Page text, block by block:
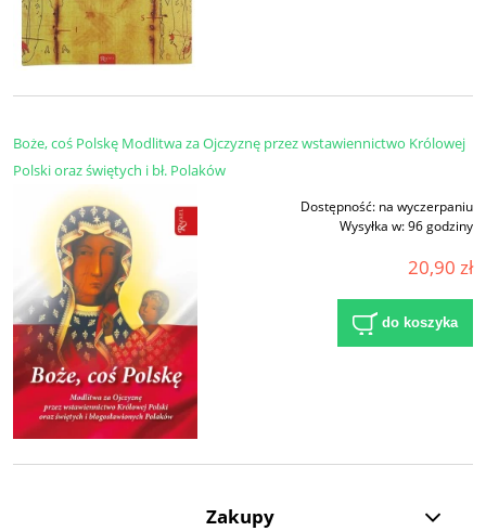
Boże, coś Polskę Modlitwa za Ojczyznę przez wstawiennictwo Królowej
Polski oraz świętych i bł. Polaków
Dostępność: na wyczerpaniu
Wysyłka w:96 godziny
20,90 zł
do koszyka
Zakupy